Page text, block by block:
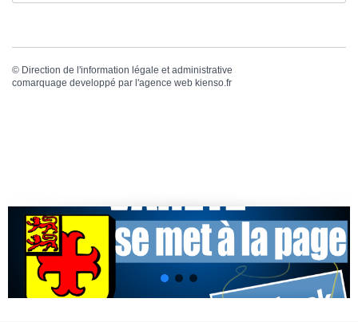
© Direction de l'information légale et administrative
comarquage developpé par l'agence web kienso.fr